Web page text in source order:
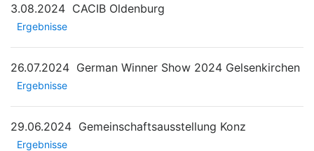
3.08.2024 CACIB Oldenburg
Ergebnisse
26.07.2024 German Winner Show 2024 Gelsenkirchen
Ergebnisse
29.06.2024 Gemeinschaftsausstellung Konz
Ergebnisse